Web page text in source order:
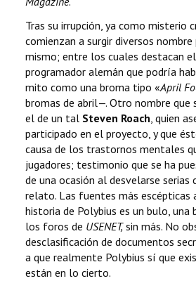
Tras su irrupción, ya como misterio
comienzan a surgir diversos
mismo; entre los cuales destacan
programador alemán que podría
mito como una broma tipo «April
bromas de abril—. Otro nombre que
el de un tal Steven Roach, quien
participado en el proyecto, y que
causa de los trastornos mentales
jugadores; testimonio que se ha
de una ocasión al desvelarse serias
relato. Las fuentes más escépticas
historia de Polybius es un bulo, una
los foros de USENET,sin más. No
desclasificación de documentos
a que realmente Polybius sí que
están en lo cierto.